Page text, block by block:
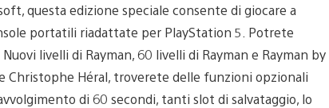
questa edizione speciale consente di giocare a
portatili riadattate per PlayStation 5. Potrete
livelli di Rayman, 60 livelli di Rayman e Rayman by
Christophe Héral, troverete delle funzioni opzionali
di 60 secondi, tanti slot di salvataggio, lo